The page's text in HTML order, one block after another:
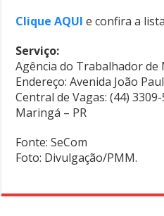
Clique AQUI e confira a
Serviço:
Agência do Trabalhador de
Endereço: Avenida João
Central de Vagas: (44)
Maringá – PR
Fonte: SeCom
Foto: Divulgação/PMM.